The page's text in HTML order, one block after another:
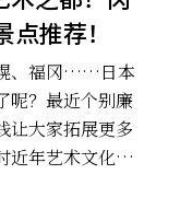
推荐！
、福冈……日本
呢？最近个别廉
让大家拓展更多
近年艺术文化活